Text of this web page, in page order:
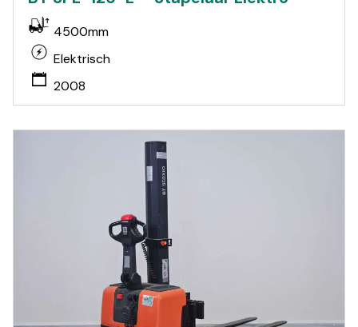
4500mm
Elektrisch
2008